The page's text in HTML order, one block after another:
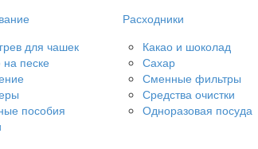
для чашек
песке
пособия
Расходники
Какао и шоколад
Сахар
Сменные фильтры
Средства очистки
Одноразовая посуда